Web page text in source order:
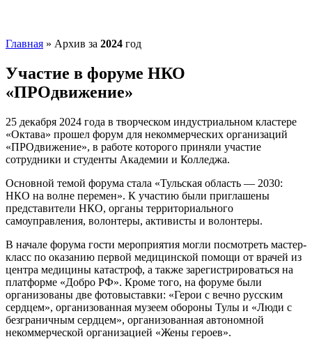
Главная » Архив за 2024 год
Участие в форуме НКО
«ПРОдвижение»
25 декабря 2024 года в творческом индустриальном кластере
«Октава» прошел форум для некоммерческих организаций
«ПРОдвижение», в работе которого приняли участие
сотрудники и студенты Академии и Колледжа.
Основной темой форума стала «Тульская область — 2030:
НКО на волне перемен». К участию были приглашены
представители НКО, органы территориального
самоуправления, волонтеры, активисты и волонтеры.
В начале форума гости мероприятия могли посмотреть мастер-
класс по оказанию первой медицинской помощи от врачей из
центра медицины катастроф, а также зарегистрироваться на
платформе «Добро РФ». Кроме того, на форуме были
организованы две фотовыставки: «Герои с вечно русским
сердцем», организованная музеем обороны Тулы и «Люди с
безграничным сердцем», организованная автономной
некоммерческой организацией «Жены героев».